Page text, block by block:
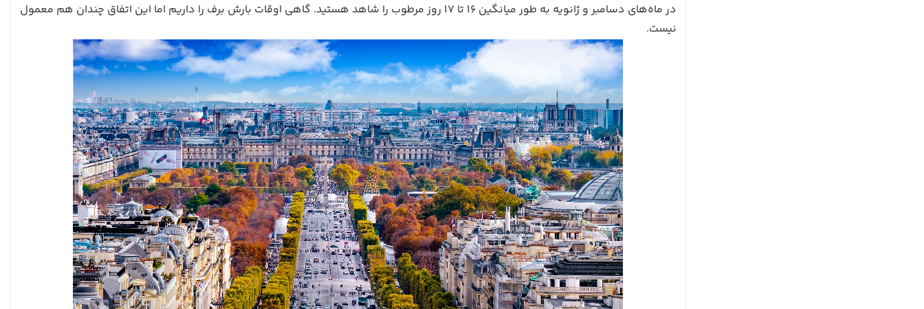
در ماه‌های دسامبر و ژانویه به طور میانگین 16 تا 17 روز مرطوب را شاهد هستید. گاهی‌ اوقات بارش برف را داریم اما این اتفاق چندان هم معمول
نیست.